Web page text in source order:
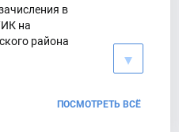
в
на
района
ПОСМОТРЕТЬ ВСЁ